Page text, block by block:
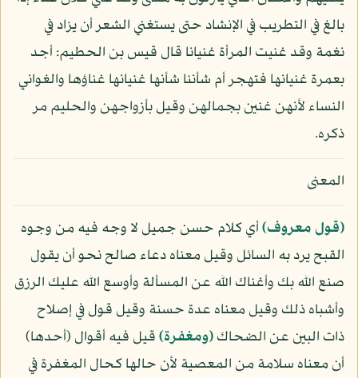
بالغ في التطريب في الإنشاد حتى يستغني الشعر أن يزاد في
نغمة وقد غنيت المرأة غنيانا قال قيس بن الحطيم: أجد
بعمرة غنيانها فتهجر أم شأننا شأنها غنيانها غناؤها والغواني
النساء لأنهن غنين بجمالهن وقيل بأزواجهن والحليم مر
ذكره.
المعنى
﴿قول معروف﴾أي كلام حسن جميل لا وجه فيه من وجوه
القبح يرد به السائل وقيل معناه دعاء صالح نحو أن يقول
صنع الله بك وأغناك الله عن المسألة وأوسع الله عليك الرزق
وأشباه ذلك وقيل معناه عدة حسنة وقيل قول في إصلاح
ذات البين عن الضحاك﴿ومغفرة﴾قيل فيه أقوال (أحدها)
أن معناه سلامة من المعصية لأن حالها كحال المغفرة في